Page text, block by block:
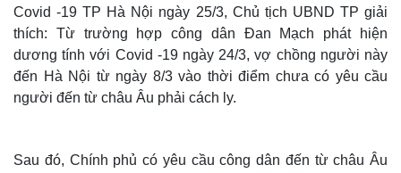
Covid -19 TP Hà Nội ngày 25/3, Chủ tịch UBND TP giải
thích: Từ trường hợp công dân Đan Mạch phát hiện
dương tính với Covid -19 ngày 24/3, vợ chồng người này
đến Hà Nội từ ngày 8/3 vào thời điểm chưa có yêu cầu
người đến từ châu Âu phải cách ly.
Sau đó, Chính phủ có yêu cầu công dân đến từ châu Âu